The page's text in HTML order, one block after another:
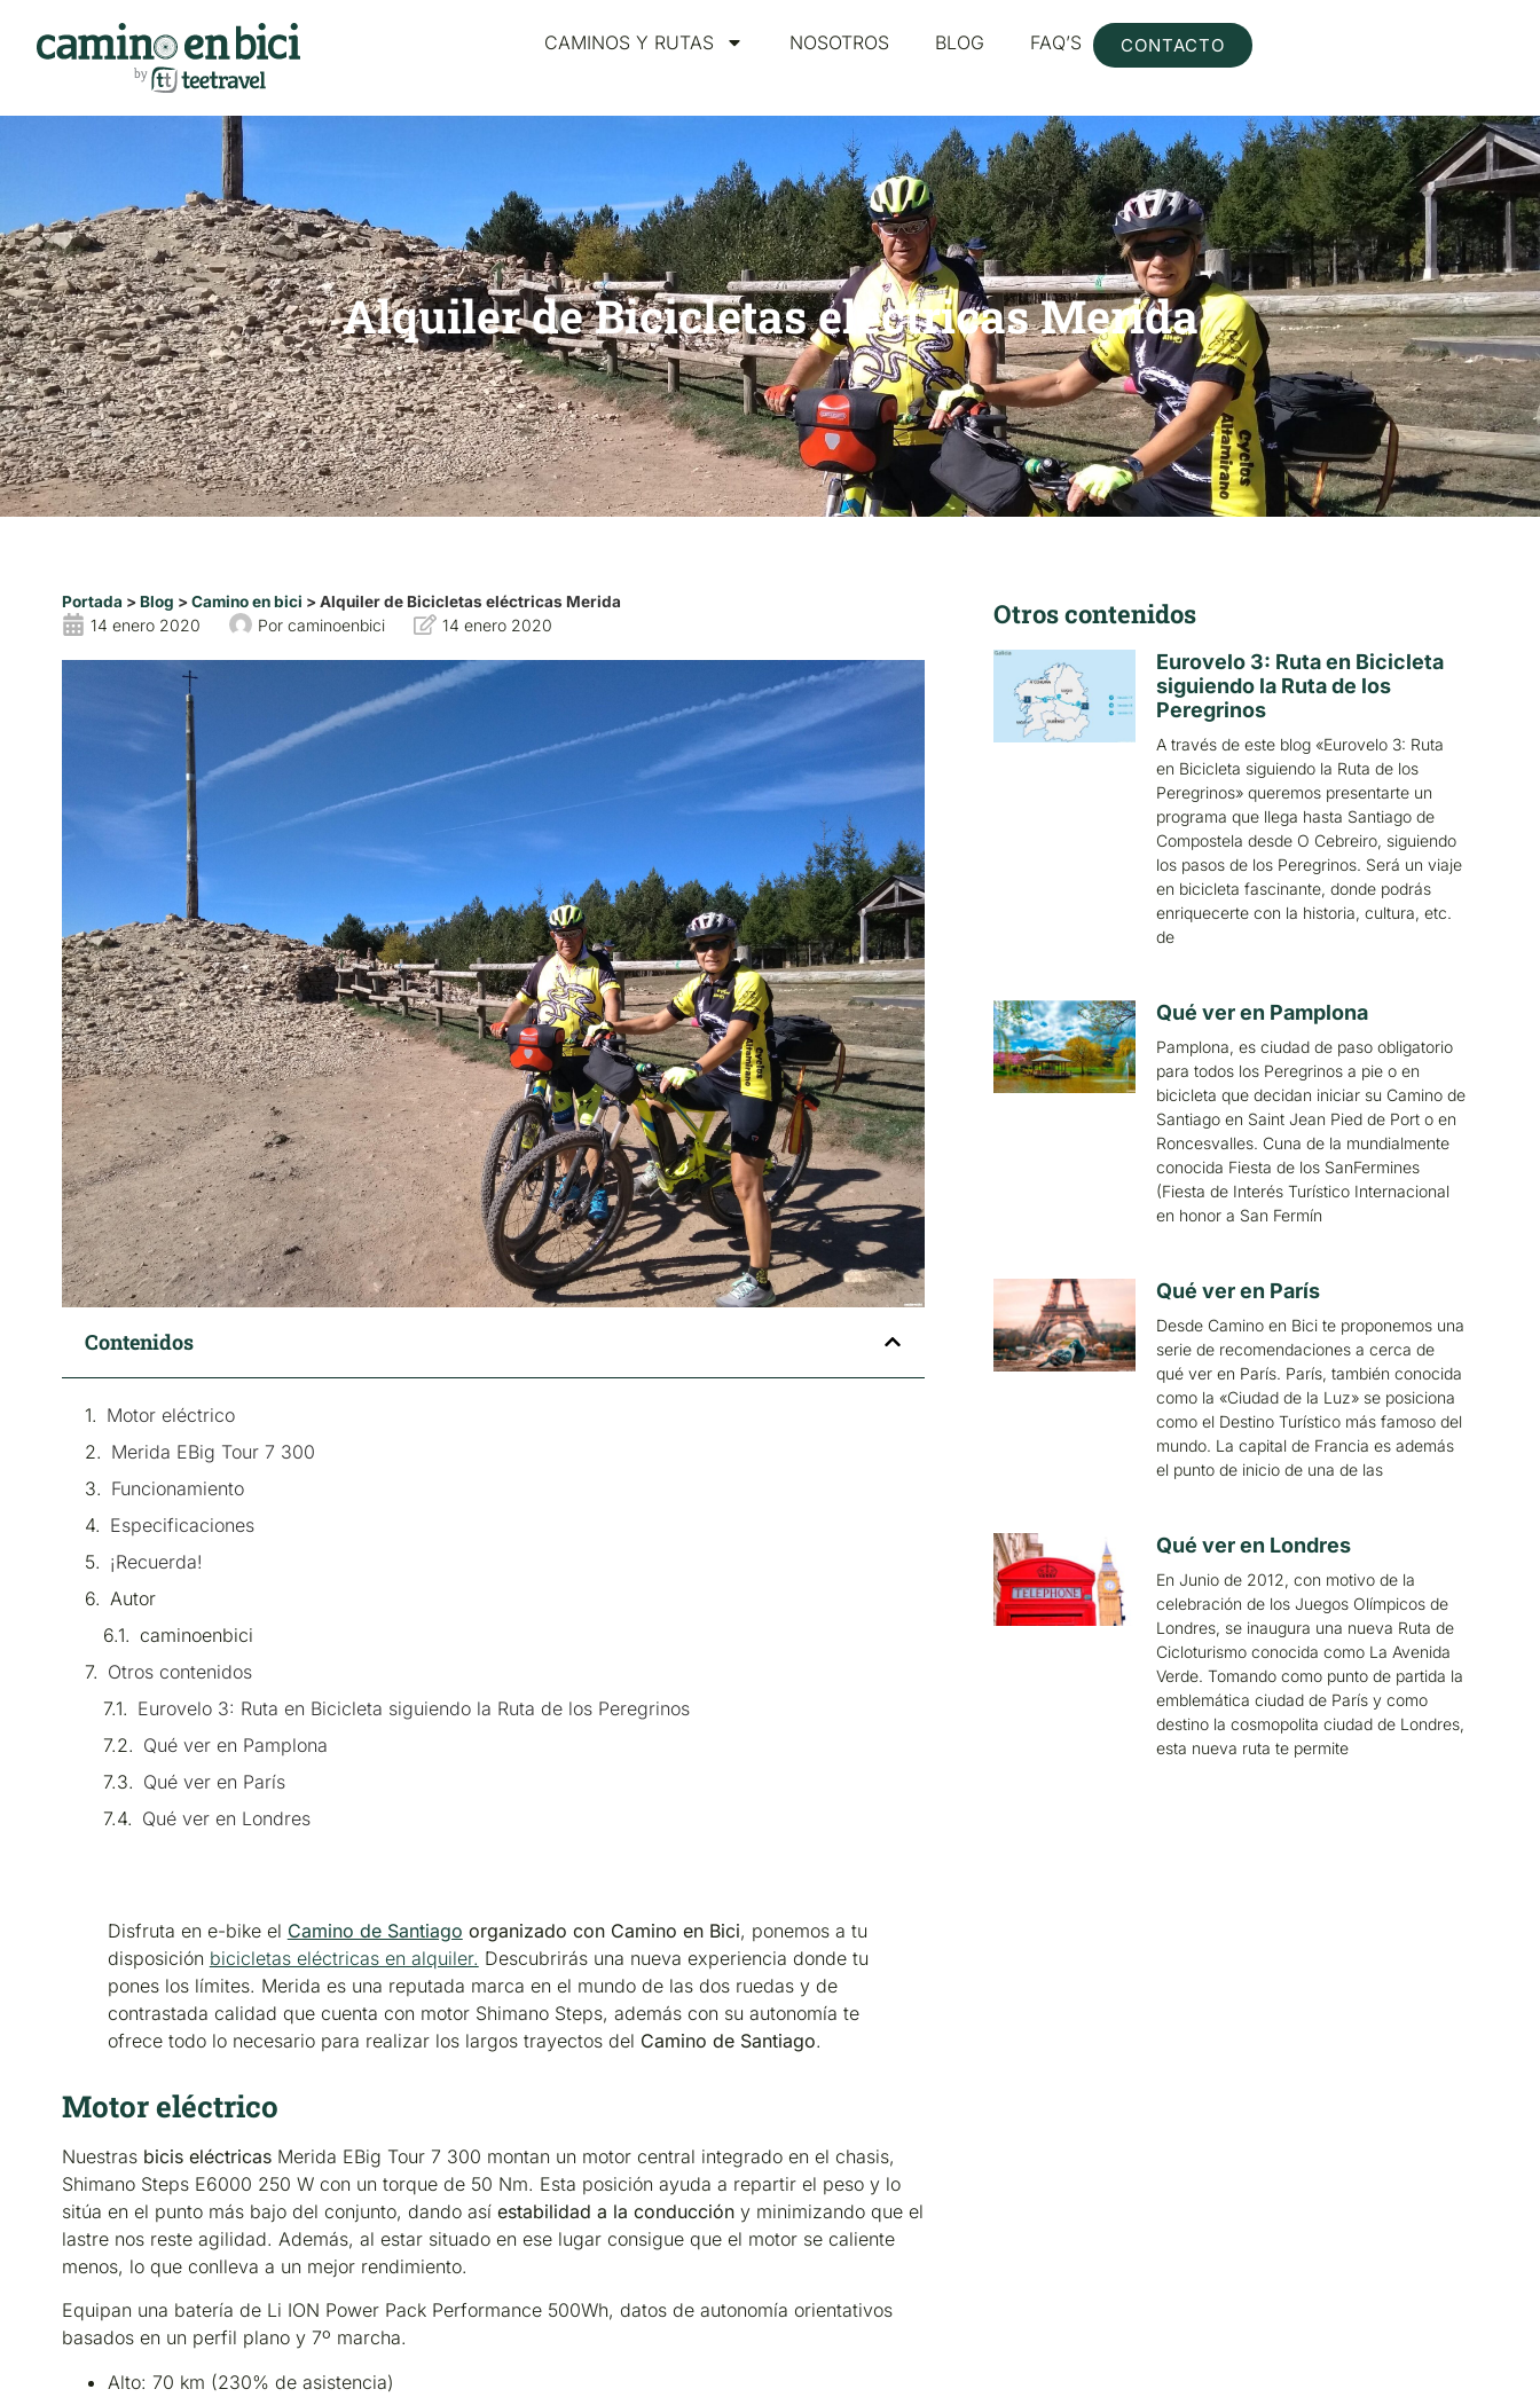
CAMINOS Y RUTAS NOSOTROS BLOG FAQ’S CONTACTO
Alquiler de Bicicletas eléctricas Merida
Portada > Blog > Camino en bici > Alquiler de Bicicletas eléctricas Merida
14 enero 2020 Porcaminoenbici 14 enero 2020
Contenidos
Motor eléctrico
Merida EBig Tour 7 300
Funcionamiento
Especificaciones
¡Recuerda!
Autor
caminoenbici
Otros contenidos
Eurovelo 3: Ruta en Bicicleta siguiendo la Ruta de los Peregrinos
Qué ver en Pamplona
Qué ver en París
Qué ver en Londres
Disfruta en e-bike el Camino de Santiago organizado con Camino en Bici, ponemos a tu
disposición bicicletas eléctricas en alquiler. Descubrirás una nueva experiencia donde tu
pones los límites. Merida es una reputada marca en el mundo de las dos ruedas y de
contrastada calidad que cuenta con motor Shimano Steps, además con su autonomía te
ofrece todo lo necesario para realizar los largos trayectos del Camino de Santiago.
Motor eléctrico
Nuestrasbicis eléctricasMerida EBig Tour 7 300 montan un motor central integrado en el chasis,
Shimano Steps E6000 250 W con un torque de 50 Nm. Esta posición ayuda a repartir el peso y lo
sitúa en el punto más bajo del conjunto, dando así estabilidad a la conduccióny minimizando que el
lastre nos reste agilidad. Además, al estar situado en ese lugar consigue que el motor se caliente
menos, lo que conlleva a un mejor rendimiento.
Equipan una batería de Li ION Power Pack Performance 500Wh, datos de autonomía orientativos
basados en un perfil plano y 7º marcha.
Alto: 70 km (230% de asistencia)
Otros contenidos
Eurovelo 3: Ruta en Bicicleta
siguiendo la Ruta de los
Peregrinos
A través de este blog «Eurovelo 3: Ruta
en Bicicleta siguiendo la Ruta de los
Peregrinos» queremos presentarte un
programa que llega hasta Santiago de
Compostela desde O Cebreiro, siguiendo
los pasos de los Peregrinos. Será un viaje
en bicicleta fascinante, donde podrás
enriquecerte con la historia, cultura, etc.
de
Qué ver en Pamplona
Pamplona, es ciudad de paso obligatorio
para todos los Peregrinos a pie o en
bicicleta que decidan iniciar su Camino de
Santiago en Saint Jean Pied de Port o en
Roncesvalles. Cuna de la mundialmente
conocida Fiesta de los SanFermines
(Fiesta de Interés Turístico Internacional
en honor a San Fermín
Qué ver en París
Desde Camino en Bici te proponemos una
serie de recomendaciones a cerca de
qué ver en París. París, también conocida
como la «Ciudad de la Luz» se posiciona
como el Destino Turístico más famoso del
mundo. La capital de Francia es además
el punto de inicio de una de las
Qué ver en Londres
En Junio de 2012, con motivo de la
celebración de los Juegos Olímpicos de
Londres, se inaugura una nueva Ruta de
Cicloturismo conocida como La Avenida
Verde. Tomando como punto de partida la
emblemática ciudad de París y como
destino la cosmopolita ciudad de Londres,
esta nueva ruta te permite